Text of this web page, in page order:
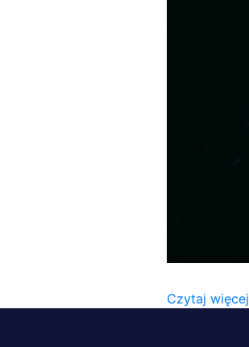
Czytaj więcej